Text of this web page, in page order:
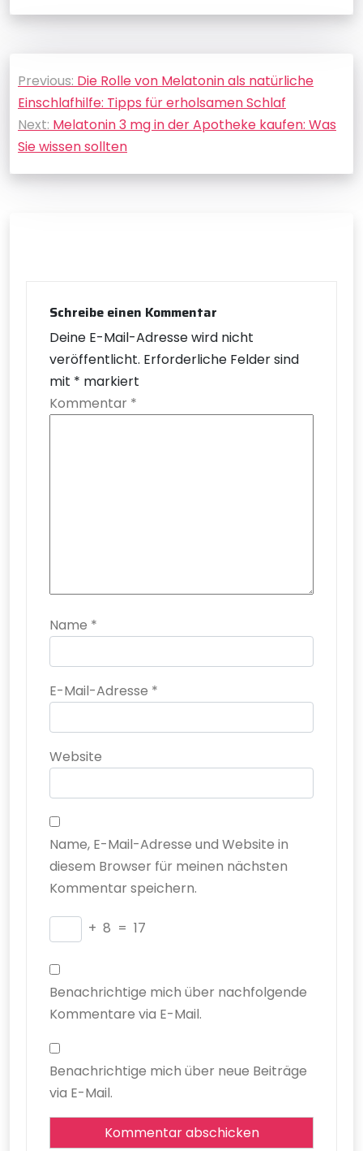
Beitragsnavigation
Previous: Die Rolle von Melatonin als natürliche
Einschlafhilfe: Tipps für erholsamen Schlaf
Next: Melatonin 3 mg in der Apotheke kaufen: Was
Sie wissen sollten
Schreibe einen Kommentar
Deine E-Mail-Adresse wird nicht
veröffentlicht. Erforderliche Felder sind
mit * markiert
Kommentar *
Name *
E-Mail-Adresse *
Website
Name, E-Mail-Adresse und Website in
diesem Browser für meinen nächsten
Kommentar speichern.
+ 8 = 17
Benachrichtige mich über nachfolgende
Kommentare via E-Mail.
Benachrichtige mich über neue Beiträge
via E-Mail.